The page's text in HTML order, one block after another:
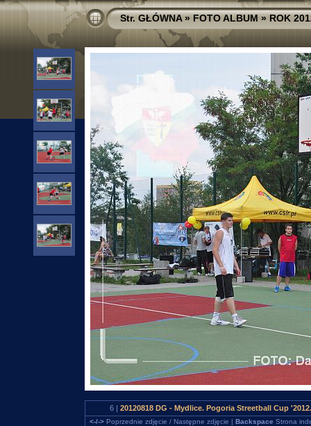
Str. GŁÓWNA»FOTO ALBUM»ROK
6 | 20120818 DG - Mydlice. Pogoria Streetball Cup
<-/->Poprzednie zdjęcie / Następne zdjęcie | Backspace Strona